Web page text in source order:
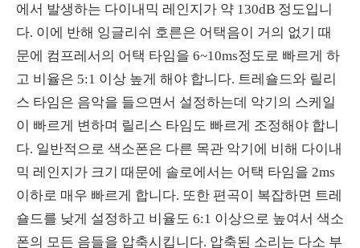
에서 발생하는 다이내믹 레인지가 약 130dB 정도입니
다. 이에 반해 잉글리쉬 호른은 어택음이 거의 없기 때
문에 컴프레서의 어택 타임을 6~10ms정도로 빠르게 하
고 비율은 5:1 이상 높게 해야 합니다. 트레숄드와 릴리
스 타임은 음악을 들으면서 설정하는데 악기의 스케일
이 빠르게 변하며 릴리스 타임도 빠르게 조정해야 합니
다. 일반적으로 색소폰은 다른 목관 악기에 비해 다이내
믹 레인지가 크기 때문에 솔로에서는 어택 타임을 2ms
이하로 매우 빠르게 합니다. 또한 편곡이 복잡하면 트레
숄드를 낮게 설정하고 비율도 6:1 이상으로 높여서 색소
폰의 모든 음들을 압축시킵니다. 압축된 소리는 다소 부